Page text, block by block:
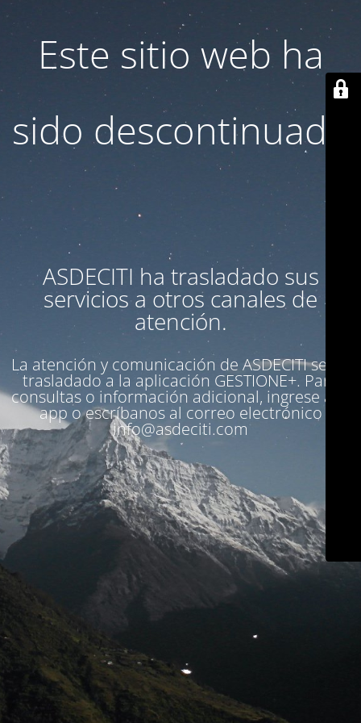
Este sitio web ha
sido descontinuado
ASDECITI ha trasladado sus
servicios a otros canales de
atención.
La atención y comunicación de ASDECITI se ha
trasladado a la aplicación GESTIONE+. Para
consultas o información adicional, ingrese a la
app o escríbanos al correo electrónico
info@asdeciti.com